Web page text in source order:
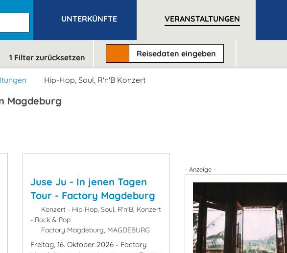
UNTERKÜNFTE VERANSTALTUNGEN
1 Filter zurücksetzen Reisedateneingeben
Hip-Hop, Soul, R'n'B Konzert
Magdeburg
Juse Ju - In jenen Tagen
Tour - Factory Magdeburg
Konzert - Hip-Hop, Soul, R'n'B, Konzert
- Rock & Pop
Factory Magdeburg, MAGDEBURG
Freitag, 16. Oktober 2026 - Factory
- Anzeige -